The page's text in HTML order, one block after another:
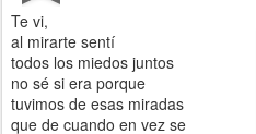
Te vi,
al mirarte sentí
todos los miedos juntos
no sé si era porque
tuvimos de esas miradas
que de cuando en vez se